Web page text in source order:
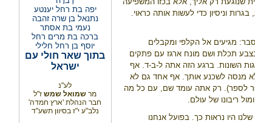
וניסיון כדי לעשות אותה כראוי.
מגיעים אל הקלפי ומקבלים
תכלת ושם מונח ארגז עם פתקים
השונות. ברגע הזה אתה ל-ב-ד. אף
מנסה לשכנע אותך. אף אחד גם לא
לספר). רק אתה עומד שם, עם כל מה
ריבונו של עולם.
היו נראות כך. בפועל אנחנו
יפה בת רחל יענטע
נתנאל בן שרה זהבה
נעמי בת אסתר
ברכה בת מרים רחל
יוסף בן רחל חלילי
בתוך שאר חולי עם
ישראל
לע"נ
מר שמואל שמש ז"ל
חבר הנהלת 'ארץ חמדה'
נלב"ע י"ז בסיוון תשע"ד